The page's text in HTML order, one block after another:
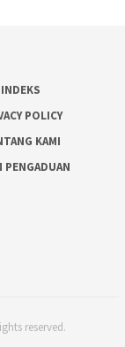
INDEKS
POLICY
KAMI
PENGADUAN
reserved.